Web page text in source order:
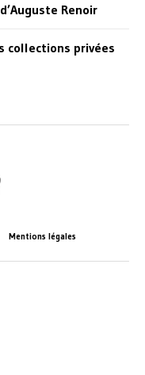
Renoir
collections privées
Mentions légales